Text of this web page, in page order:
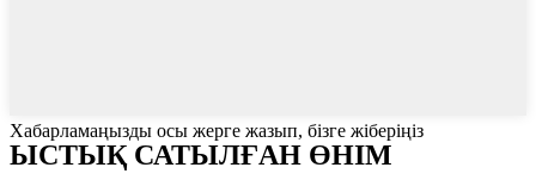
Хабарламаңызды осы жерге жазып, бізге жіберіңіз
ЫСТЫҚ САТЫЛҒАН ӨНІМ